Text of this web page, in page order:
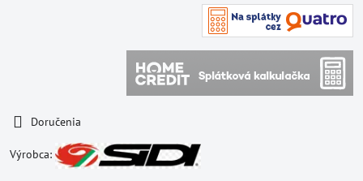
Doručenia
Výrobca: